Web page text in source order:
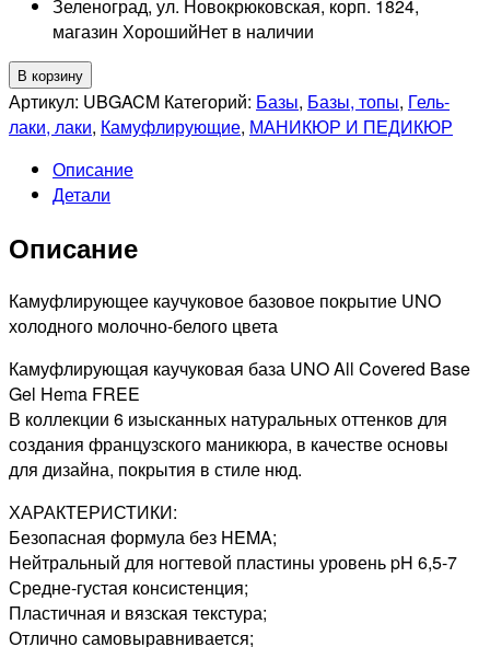
Зеленоград, ул. Новокрюковская, корп. 1824,
магазин ХорошийНет в наличии
Количество
товара
UNO
Free
Гель-
базовый
Covered
Base
Milky,
10гр
В корзину
Артикул: UBGACM Категорий: Базы, Базы, топы, Гель-
лаки, лаки, Камуфлирующие, МАНИКЮР И ПЕДИКЮР
Описание
Детали
Описание
Камуфлирующее каучуковое базовое покрытие UNO
холодного молочно-белого цвета
Камуфлирующая каучуковая база UNO All Covered Base
Gel Hema FREE
В коллекции 6 изысканных натуральных оттенков для
создания французского маникюра, в качестве основы
для дизайна, покрытия в стиле нюд.
ХАРАКТЕРИСТИКИ:
Безопасная формула без HEMA;
Нейтральный для ногтевой пластины уровень pH 6,5-7
Средне-густая консистенция;
Пластичная и вязская текстура;
Отлично самовыравнивается;